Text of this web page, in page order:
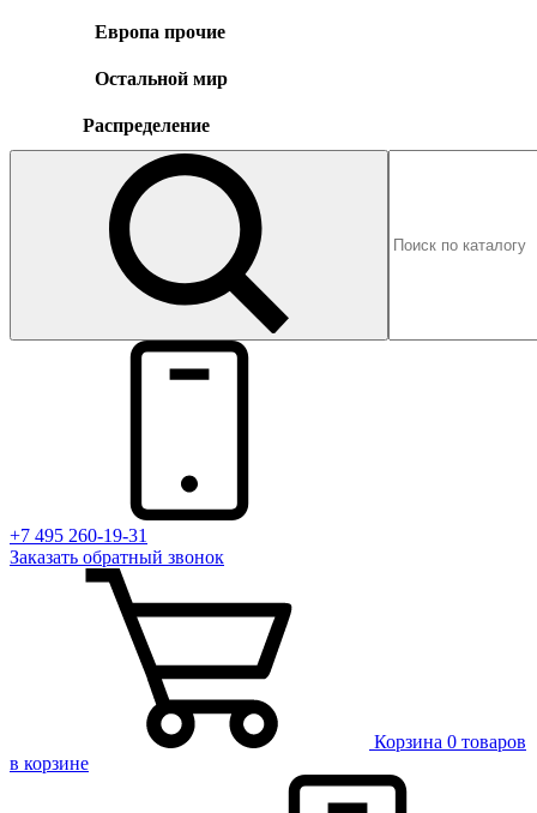
Европа прочие
Остальной мир
Распределение
+7 495 260-19-31
Заказать обратный звонок
Корзина 0 товаров
в корзине